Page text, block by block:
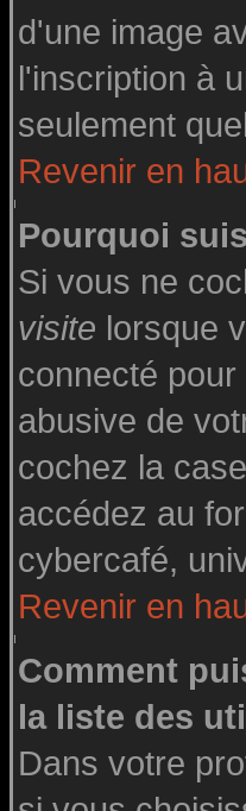
d'une image
l'inscription à
seulement
Revenir en
Pourquoi
Si vous ne
visite lorsque
connecté
abusive de
cochez la
accédez au
cybercafé,
Revenir en
Comment
la liste des
Dans votre